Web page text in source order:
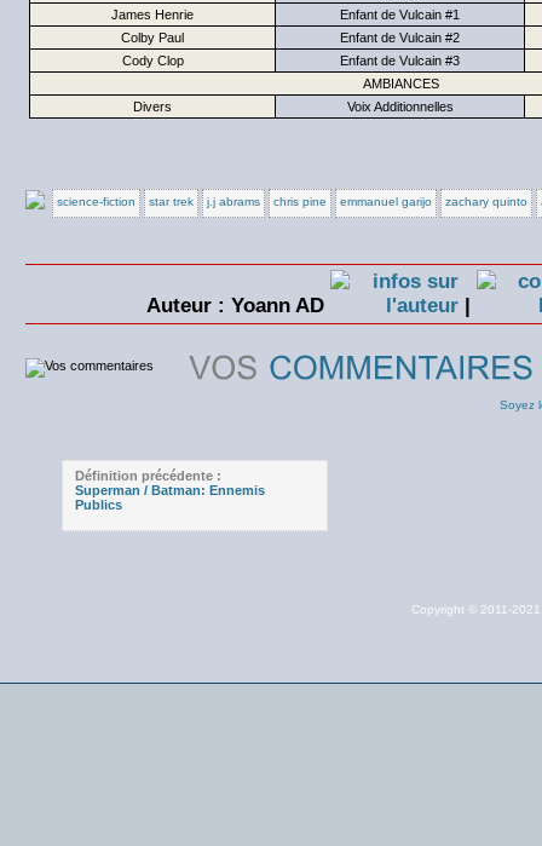
James Henrie
Enfant de Vulcain #1
Colby Paul
Enfant de Vulcain #2
Cody Clop
Enfant de Vulcain #3
AMBIANCES
Divers
Voix Additionnelles
science-fiction star trek j.j abrams chris pine emmanuel garijo zachary quinto
Auteur : Yoann AD |
Soyez
Définition précédente :
Superman / Batman: Ennemis
Publics
Copyright © 2011-